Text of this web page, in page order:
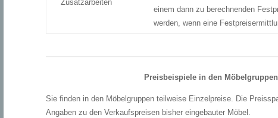
Zusatzarbeiten
einem dann zu berechnenden
werden, wenn eine
Preisbeispiele in den Möbelgruppen
Sie finden in den Möbelgruppen teilweise Einzelpreise. Die
Angaben zu den Verkaufspreisen bisher eingebauter Möbel.